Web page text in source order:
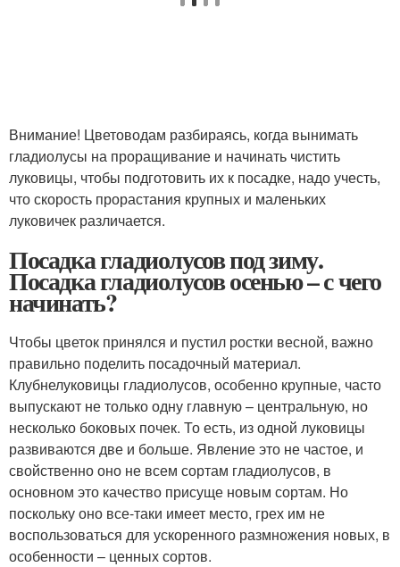
Внимание! Цветоводам разбираясь, когда вынимать
гладиолусы на проращивание и начинать чистить
луковицы, чтобы подготовить их к посадке, надо учесть,
что скорость прорастания крупных и маленьких
луковичек различается.
Посадка гладиолусов под зиму.
Посадка гладиолусов осенью – с чего
начинать?
Чтобы цветок принялся и пустил ростки весной, важно
правильно поделить посадочный материал.
Клубнелуковицы гладиолусов, особенно крупные, часто
выпускают не только одну главную – центральную, но
несколько боковых почек. То есть, из одной луковицы
развиваются две и больше. Явление это не частое, и
свойственно оно не всем сортам гладиолусов, в
основном это качество присуще новым сортам. Но
поскольку оно все-таки имеет место, грех им не
воспользоваться для ускоренного размножения новых, в
особенности – ценных сортов.